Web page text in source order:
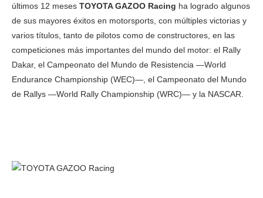
últimos 12 meses TOYOTA GAZOO Racing ha logrado algunos
de sus mayores éxitos en motorsports, con múltiples victorias y
varios títulos, tanto de pilotos como de constructores, en las
competiciones más importantes del mundo del motor: el Rally
Dakar, el Campeonato del Mundo de Resistencia —World
Endurance Championship (WEC)—, el Campeonato del Mundo
de Rallys —World Rally Championship (WRC)— y la NASCAR.